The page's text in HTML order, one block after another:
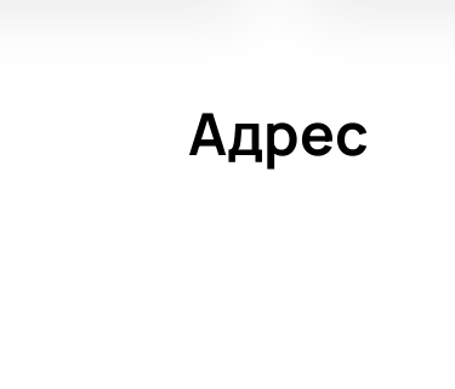
Адрес